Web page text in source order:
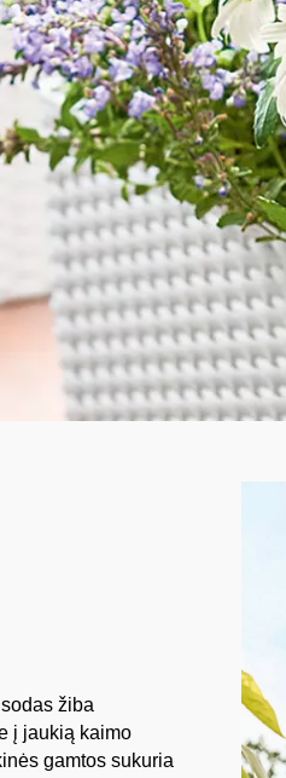
žiba
į jaukią kaimo
gamtos sukuria